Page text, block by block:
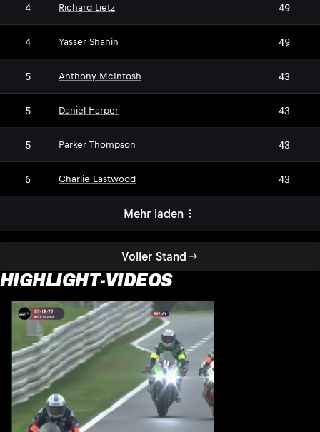
Voller Stand
4 Richard Lietz 49
4 Yasser Shahin 49
5 Anthony McIntosh 43
5 Daniel Harper 43
5 Parker Thompson 43
6 Charlie Eastwood 43
Mehr laden
HIGHLIGHT-VIDEOS